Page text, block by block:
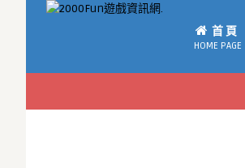
首 頁
HOME PAGE